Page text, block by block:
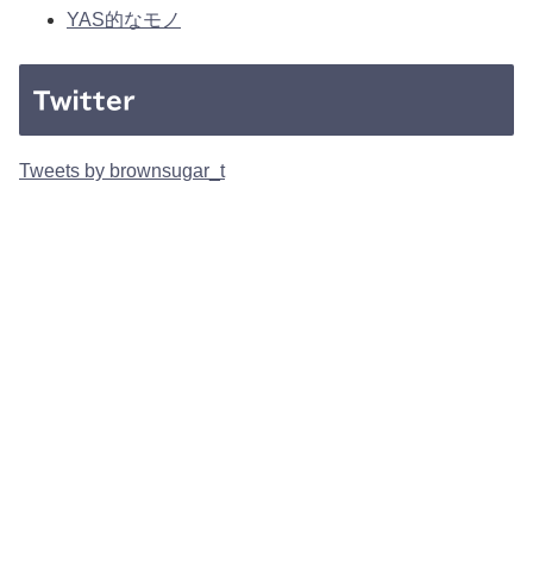
YAS的なモノ
Twitter
Tweets by brownsugar_t